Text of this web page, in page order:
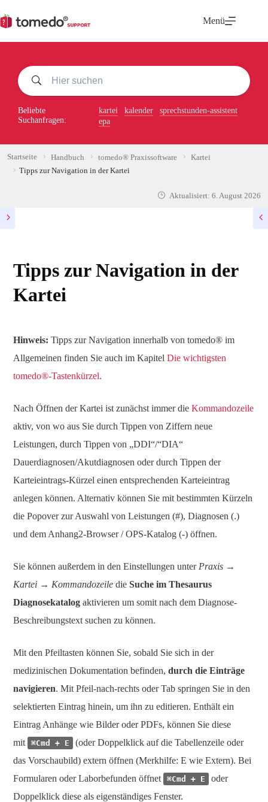
Inhalt
springen
Menü
Beliebte
Suchanfragen:
kartei kalender
sprechstunden-assistent
epa
Startseite Handbuch tomedo® Praxissoftware
Kartei
Tipps zur Navigation in der Kartei
Aktualisiert: 6. August 2026
Tipps zur Navigation in der
Kartei
Hinweis: Tipps zur Navigation innerhalb von tomedo® im
Allgemeinen finden Sie auch im Kapitel Die wichtigsten
tomedo®-Tastenkürzel.
Nach Öffnen der Kartei ist zunächst immer die Kommandozeile
aktiv, von wo aus Sie durch Tippen von Ziffern neue
Leistungen, durch Tippen von „DDI“/“DIA“
Dauerdiagnosen/Akutdiagnosen oder durch Tippen der
Karteieintrags-Kürzel einen entsprechenden Karteieintrag
anlegen können. Alternativ können Sie mit bestimmten Kürzeln
die Popover zur Auswahl von Leistungen (#), Diagnosen (.)
und dem Anhang2-Browser / OPS-Katalog (-) öffnen.
Sie können außerdem in den Einstellungen unter Praxis →
Kartei → Kommandozeile die Suche im Thesaurus
Diagnosekatalog aktivieren um somit nach dem Diagnose-
Beschreibungstext suchen zu können.
Mit den Pfeiltasten können Sie, sobald Sie sich in der
medizinischen Dokumentation befinden, durch die Einträge
navigieren. Mit Pfeil-nach-rechts oder Tab springen Sie in den
selektierten Eintrag hinein, um ihn zu editieren. Enthält ein
Eintrag Anhänge wie Bilder oder PDFs, können Sie diese
mit
⌘Cmd + E
(oder Doppelklick auf die Tabellenzeile oder
das Vorschaubild) extern öffnen (Merkhilfe: E wie Extern). Bei
Formularen oder Laborbefunden öffnet
⌘Cmd + E
oder
Doppelklick diese als eigenständiges Fenster.